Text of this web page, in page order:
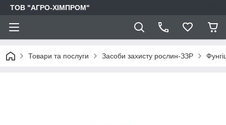
ТОВ "АГРО-ХІМПРОМ"
Товари та послуги Засоби захисту рослин-ЗЗР